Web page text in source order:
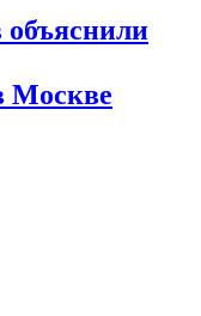
объяснили
Москве